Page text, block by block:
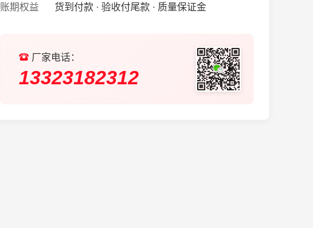
账期权益 货到付款 · 验收付尾款 · 质量保证金
厂家电话：
13323182312